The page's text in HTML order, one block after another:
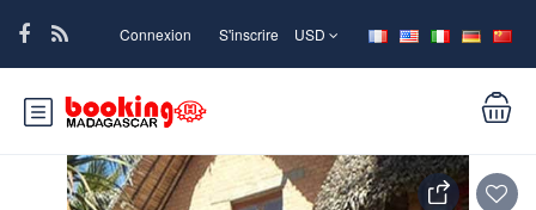
Connexion S'inscrire USD